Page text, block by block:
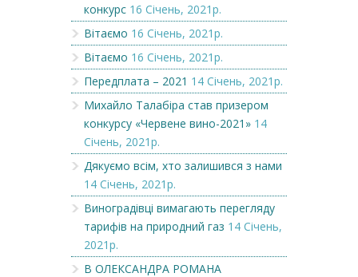
конкурс 16 Січень, 2021р.
Вітаємо 16 Січень, 2021р.
Вітаємо 16 Січень, 2021р.
Передплата – 2021 14 Січень, 2021р.
Михайло Талабіра став призером
конкурсу «Червене вино-2021» 14
Січень, 2021р.
Дякуємо всім, хто залишився з нами
14 Січень, 2021р.
Виноградівці вимагають перегляду
тарифів на природний газ 14 Січень,
2021р.
В ОЛЕКСАНДРА РОМАНА